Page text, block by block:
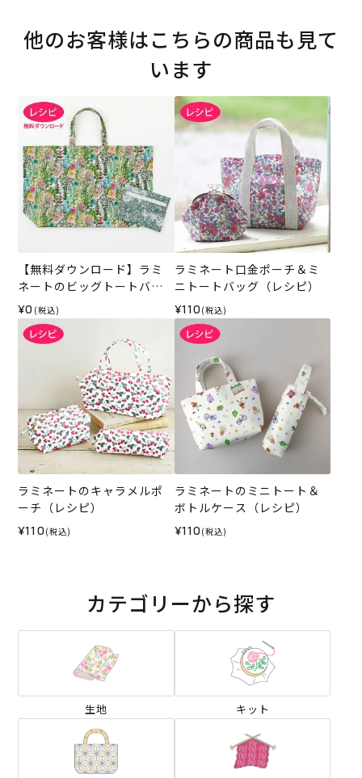
他のお客様はこちらの商品も見て
います
【無料ダウンロード】ラミ
ネートのビッグトートバッ
グ＆ポーチ（レシピ）
¥0 (税込)
ラミネート口金ポーチ＆ミ
ニトートバッグ（レシピ）
¥110 (税込)
ラミネートのキャラメルポ
ーチ（レシピ）
¥110 (税込)
ラミネートのミニトート＆
ボトルケース（レシピ）
¥110 (税込)
カテゴリーから探す
生地 キット